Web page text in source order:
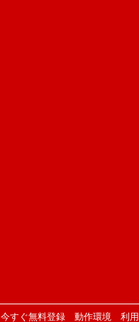
今すぐ無料登録 動作環境 利